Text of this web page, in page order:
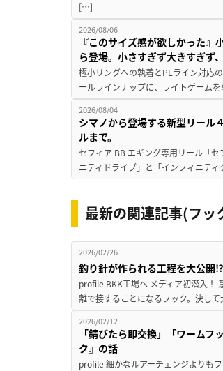
[…]
2026/08/06
『このサイズ感が欲しかった
ら登場。小さすぎず大きすぎず
極小リングへの執着とPEライン対応
ールラインナップに、ライトゲーム
2026/08/04
シマノから登場する新型リール
ルまで。
セフィア BB エギング専用リール「
ニティドライブ」と「インフィニテ
最新の関連記事(フッ
2026/02/26
釣り針が作られる工程を大公開
profile BKK工場へ メディア初潜入！
離で接することになるフック。決し
2026/02/12
「錆びたら即交換」「ワーム
ク』の話
profile 細かなルアーチェンジよりも